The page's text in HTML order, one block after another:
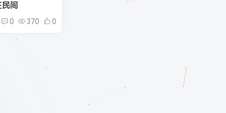
间
0 370 0